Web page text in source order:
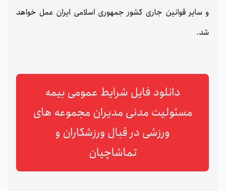
و سایر قوانین جاری کشور جمهوری اسلامی ایران عمل خواهد
شد.
دانلود فایل شرایط عمومی بیمه
مسئولیت مدنی مدیران مجموعه های
ورزشی در قبال ورزشکاران و
تماشاچیان